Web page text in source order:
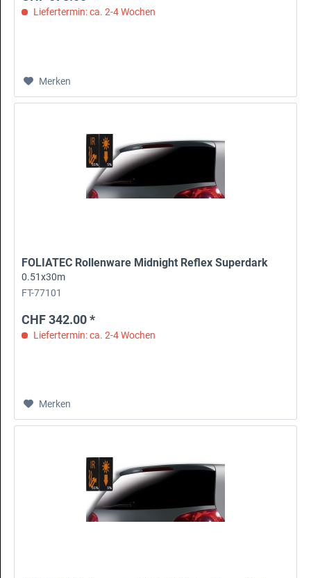
Liefertermin: ca. 2-4 Wochen
Merken
FOLIATEC Rollenware Midnight Reflex Superdark
0.51x30m
FT-77101
CHF 342.00 *
Liefertermin: ca. 2-4 Wochen
Merken